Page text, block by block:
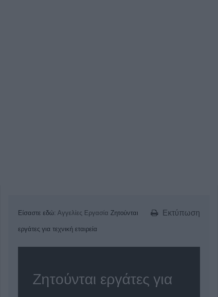
Εκτύπωση
Είσαστε εδώ: Αγγελίες Εργασία Ζητούνται
εργάτες για τεχνική εταιρεία
Ζητούνται εργάτες για